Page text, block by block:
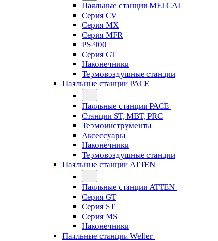
Паяльные станции METCAL
Серия CV
Серия MX
Серия MFR
PS-900
Серия GT
Наконечники
Термовоздушные станции
Паяльные станции PACE
Паяльные станции PACE
Станции ST, MBT, PRC
Термоинструменты
Аксессуары
Наконечники
Термовоздушные станции
Паяльные станции ATTEN
Паяльные станции ATTEN
Серия GT
Серия ST
Серия MS
Наконечники
Паяльные станции Weller